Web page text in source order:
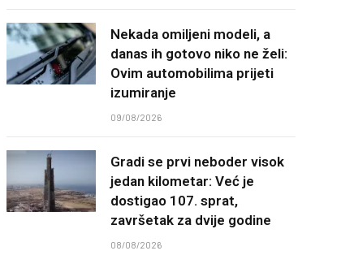
Nekada omiljeni modeli, a
danas ih gotovo niko ne želi:
Ovim automobilima prijeti
izumiranje
09/08/2026
Gradi se prvi neboder visok
jedan kilometar: Već je
dostigao 107. sprat,
završetak za dvije godine
08/08/2026